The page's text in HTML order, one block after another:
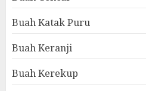
Buah Katak Puru
Buah Keranji
Buah Kerekup